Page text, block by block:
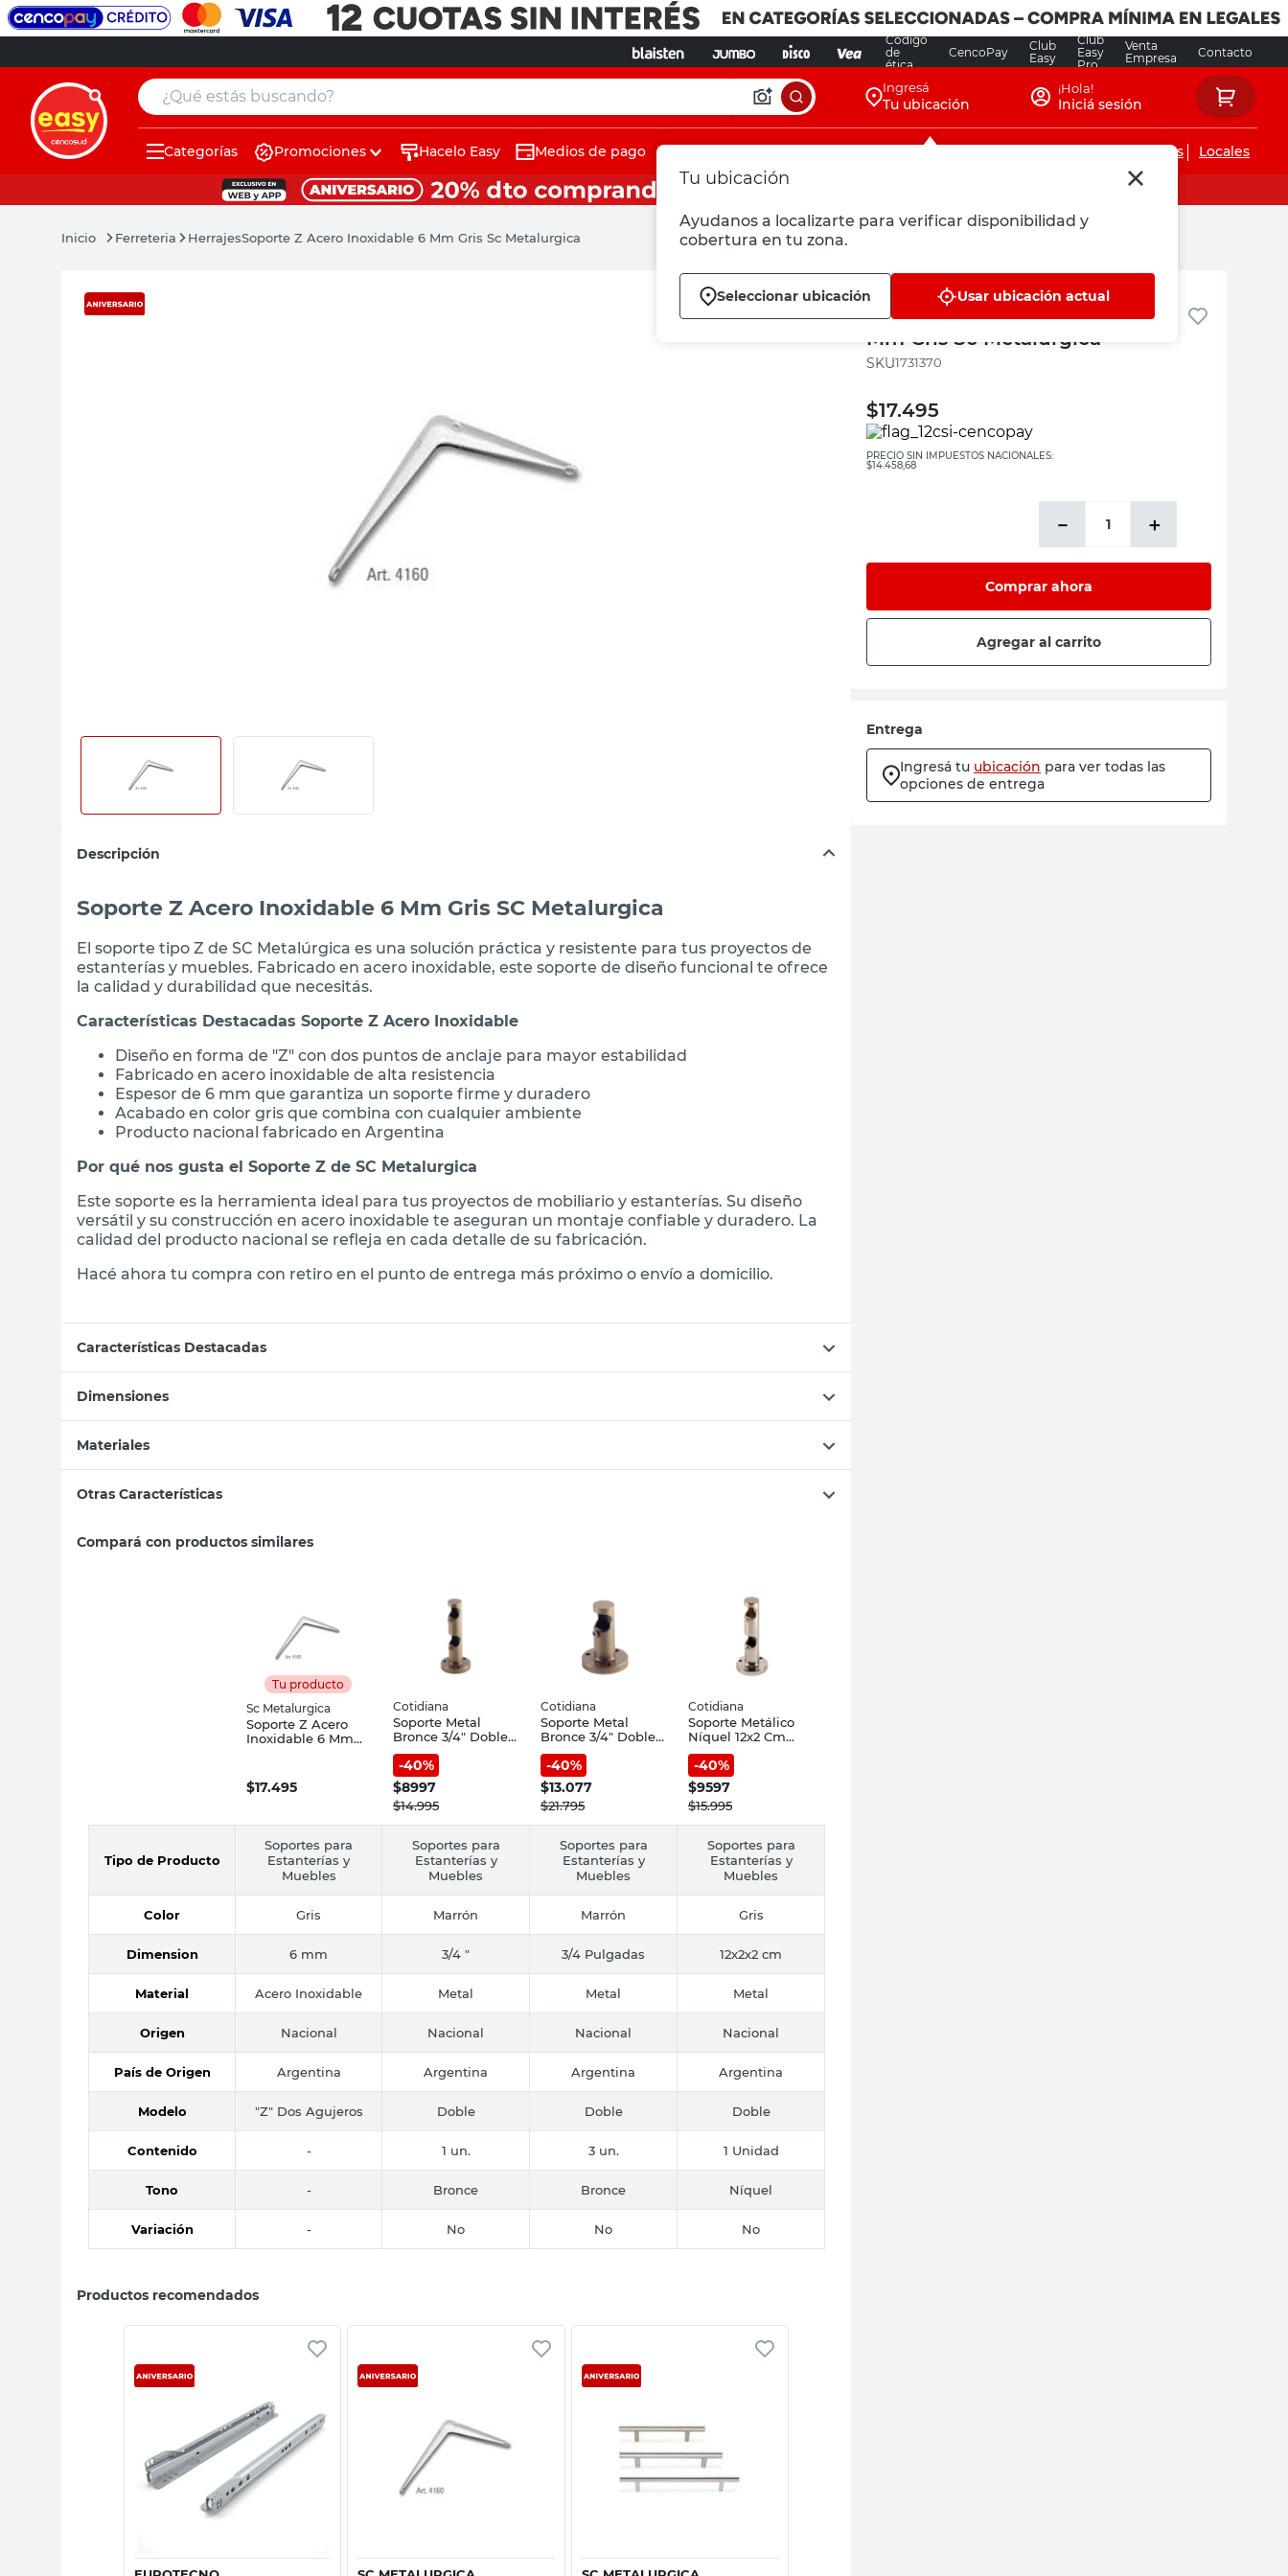
Código
de
ética
CencoPay
Club
Easy
Club
Easy
Pro
Venta
Empresa
Contacto
¿Qué estás buscando? Ingresá
Tu ubicación
Tu ubicación
Ayudanos a localizarte para verificar disponibilidad y
cobertura en tu zona.
Seleccionar ubicación Usar ubicación actual
¡Hola!
Iniciá sesión
Categorías Promociones Hacelo Easy Medios de pago Servicios de instalaciones Locales
Ferreteria HerrajesSoporte Z Acero Inoxidable 6 Mm Gris Sc Metalurgica
Descripción
Soporte Z Acero Inoxidable 6 Mm Gris SC Metalurgica
El soporte tipo Z de SC Metalúrgica es una solución práctica y resistente para tus proyectos de
estanterías y muebles. Fabricado en acero inoxidable, este soporte de diseño funcional te ofrece
la calidad y durabilidad que necesitás.
Características Destacadas Soporte Z Acero Inoxidable
Diseño en forma de "Z" con dos puntos de anclaje para mayor estabilidad
Fabricado en acero inoxidable de alta resistencia
Espesor de 6 mm que garantiza un soporte firme y duradero
Acabado en color gris que combina con cualquier ambiente
Producto nacional fabricado en Argentina
Por qué nos gusta el Soporte Z de SC Metalurgica
Este soporte es la herramienta ideal para tus proyectos de mobiliario y estanterías. Su diseño
versátil y su construcción en acero inoxidable te aseguran un montaje confiable y duradero. La
calidad del producto nacional se refleja en cada detalle de su fabricación.
Hacé ahora tu compra con retiro en el punto de entrega más próximo o envío a domicilio.
Características Destacadas
Dimensiones
Materiales
Otras Características
Compará con productos similares
Tu producto
Sc Metalurgica
Soporte Z Acero
Inoxidable 6 Mm
$17.495
Cotidiana
Soporte Metal
Bronce 3/4" Doble
Cotidiana
-40%
$8997
$14.995
Cotidiana
Soporte Metal
Bronce 3/4" Doble
3 Un Cotidiana
-40%
$13.077
$21.795
Cotidiana
Soporte Metálico
Níquel 12x2 Cm
Doble Cotidiana
-40%
$9597
$15.995
Tipo de Producto
Soportes para
Estanterías y
Muebles
Soportes para
Estanterías y
Muebles
Soportes para
Estanterías y
Muebles
Soportes para
Estanterías y
Muebles
Color Gris Marrón Marrón Gris
Dimension 6 mm 3/4 " 3/4 Pulgadas 12x2x2 cm
Material Acero Inoxidable Metal Metal Metal
Origen Nacional Nacional Nacional Nacional
País de Origen Argentina Argentina Argentina Argentina
Modelo "Z" Dos Agujeros Doble Doble Doble
Contenido - 1 un. 3 un. 1 Unidad
Tono - Bronce Bronce Níquel
Variación - No No No
Productos recomendados
Vista rápida
Sc Metalurgica
Soporte Z Acero Inoxidable 6
Mm Gris Sc Metalurgica
:1731370
$17.495
PRECIO SIN IMPUESTOS NACIONALES:
$14.458,68
＋
－
Comprar ahora
Agregar al carrito
Entrega
Ingresá tu ubicación para ver todas las
opciones de entrega
muebles